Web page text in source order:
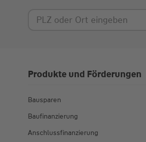
Produkte und Förderungen
Bausparen
Baufinanzierung
Anschlussfinanzierung